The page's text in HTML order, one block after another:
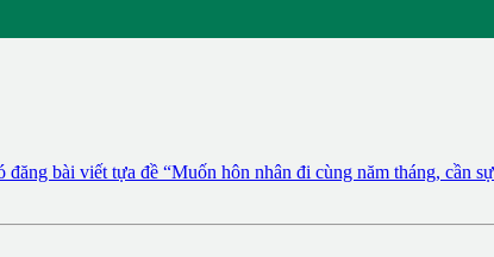
bài viết tựa đề “Muốn hôn nhân đi cùng năm tháng, cần